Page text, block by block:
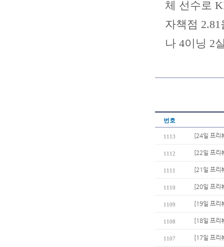
체 선수로
자책점
나 4이닝 2
번호
1113 [24일 프리
1112 [22일 프리
1111 [21일 프리
1110 [20일 프리
1109 [19일 프리
1108 [18일 프리
1107 [17일 프리